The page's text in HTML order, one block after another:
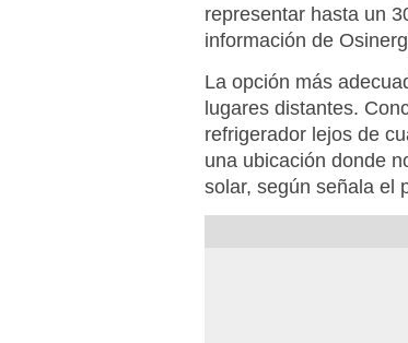
representar hasta un
información de
La opción más
lugares distantes.
refrigerador lejos de
una ubicación donde
solar, según señala el